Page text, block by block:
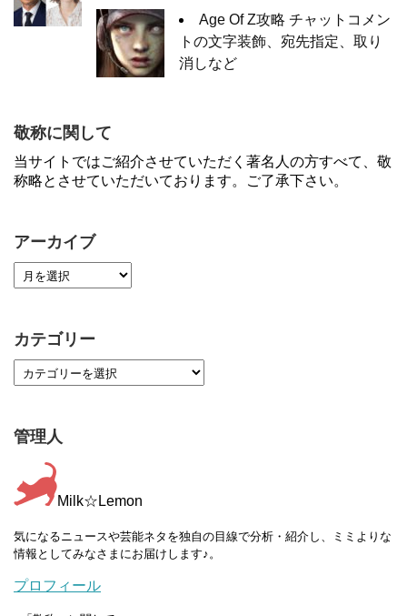
Age Of Z攻略 チャットコメン
トの文字装飾、宛先指定、取り
消しなど
敬称に関して
当サイトではご紹介させていただく著名人の方すべて、敬
称略とさせていただいております。ご了承下さい。
アーカイブ
カテゴリー
管理人
Milk☆Lemon
気になるニュースや芸能ネタを独自の目線で分析・紹介し、ミミよりな
情報としてみなさまにお届けします♪。
プロフィール